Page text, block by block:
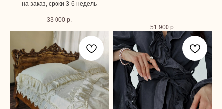
на заказ, сроки 3-6 недель
33 000 р.
51 900 р.